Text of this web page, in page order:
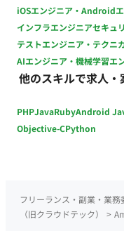
iOSエンジニア・Android
インフラエンジニアセキュ
テストエンジニア・テクニ
AIエンジニア・機械学習エ
他のスキルで求人・
PHPJavaRubyAndroid
Objective-CPython
フリーランス・副業・業
（旧クラウドテック）
>